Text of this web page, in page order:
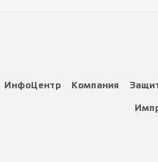
ИнфоЦентр Компания